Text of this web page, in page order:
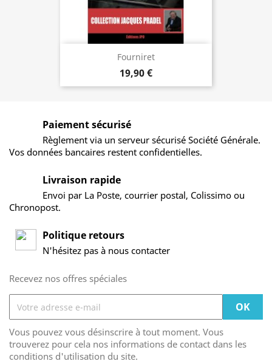
Fourniret
19,90 €
Paiement sécurisé
Règlement via un serveur sécurisé Société Générale.
Vos données bancaires restent confidentielles.
Livraison rapide
Envoi par La Poste, courrier postal, Colissimo ou
Chronopost.
Politique retours
N'hésitez pas à nous contacter
Recevez nos offres spéciales
Vous pouvez vous désinscrire à tout moment. Vous
trouverez pour cela nos informations de contact dans les
conditions d'utilisation du site.